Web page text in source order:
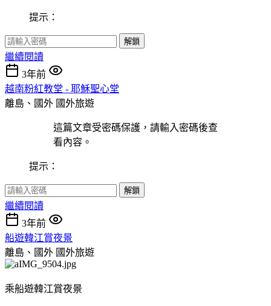
提示：
解鎖
繼續閱讀
3年前
越南粉紅教堂 - 耶穌聖心堂
離島、國外 國外旅遊
這篇文章受密碼保護，請輸入密碼後查
看內容。
提示：
解鎖
繼續閱讀
3年前
船遊韓江賞夜景
離島、國外 國外旅遊
乘船遊韓江賞夜景